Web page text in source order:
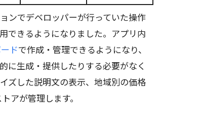
ンでデベロッパーが行っていた操作
できるようになりました。アプリ内
ドで作成・管理できるようになり、
に生成・提供したりする必要がなく
ズした説明文の表示、地域別の価格
アが管理します。